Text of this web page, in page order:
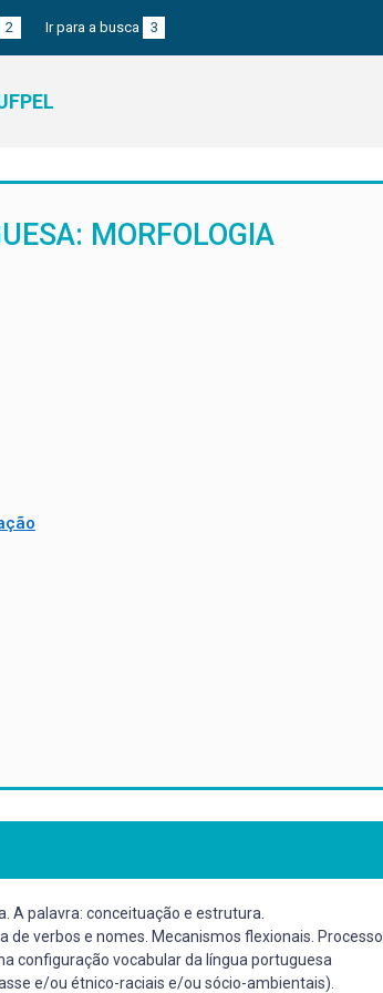
2 Ir para a busca 3
MORFOLOGIA
A palavra: conceituação e estrutura.
verbos e nomes. Mecanismos flexionais.
configuração vocabular da língua portuguesa
e/ou étnico-raciais e/ou sócio-ambientais).